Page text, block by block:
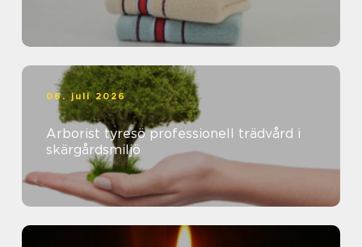
06. juli 2026
Arborist tyresö professionell trädvård i
skärgårdsmiljö